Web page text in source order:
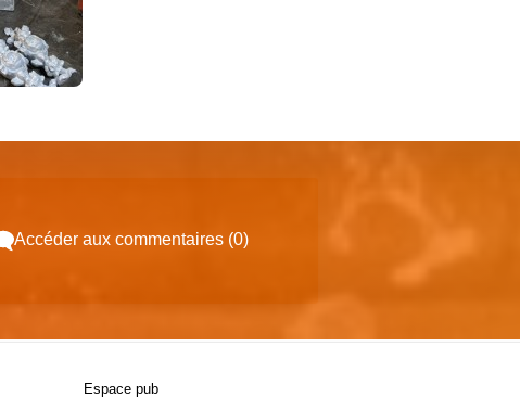
Accéder aux commentaires (0)
Espace pub